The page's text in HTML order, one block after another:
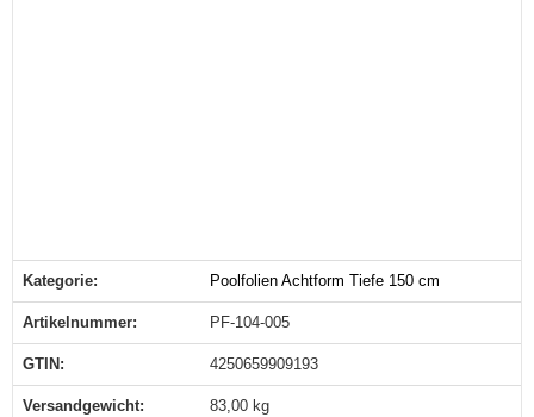
Produkteigenschaft
Wert
Kategorie: Poolfolien Achtform Tiefe 150 cm
Artikelnummer: PF-104-005
GTIN: 4250659909193
Versandgewicht‍: 83,00 kg